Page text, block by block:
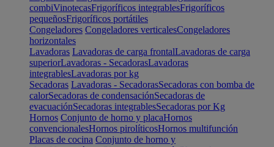
combiVinotecasFrigoríficos integrablesFrigoríficos
pequeñosFrigoríficos portátiles
Congeladores Congeladores verticalesCongeladores
horizontales
Lavadoras Lavadoras de carga frontalLavadoras de carga
superiorLavadoras - SecadorasLavadoras
integrablesLavadoras por kg
Secadoras Lavadoras - SecadorasSecadoras con bomba de
calorSecadoras de condensaciónSecadoras de
evacuaciónSecadoras integrablesSecadoras por Kg
Hornos Conjunto de horno y placaHornos
convencionalesHornos pirolíticosHornos multifunción
Placas de cocina Conjunto de horno y